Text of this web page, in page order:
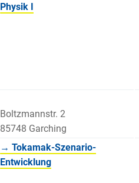
Physik I
Boltzmannstr. 2
85748 Garching
→ Tokamak-Szenario-
Entwicklung